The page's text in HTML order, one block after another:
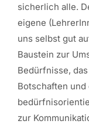
sicherlich alle.
eigene
uns selbst gut
Baustein zur
Bedürfnisse,
Botschaften
zur